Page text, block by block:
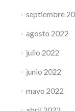
septiembre
agosto 2022
julio 2022
junio 2022
mayo 2022